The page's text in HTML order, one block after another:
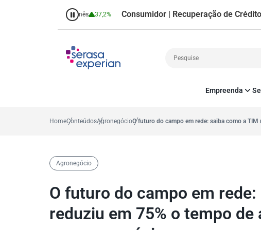
37,2% Consumidor | Recuperação de Crédito
Empreenda
Crédito
Marketing
Proteção de
HomeConteúdosAgronegócioO futuro do campo em rede: saiba como a
Agronegócio
O futuro do campo em
reduziu em 75% o tempo